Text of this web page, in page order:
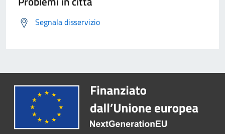
Segnala disservizio